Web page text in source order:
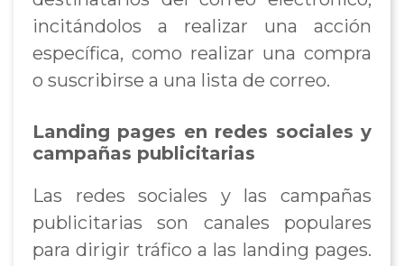
incitándolos a realizar una acción
específica, como realizar una compra
o suscribirse a una lista de correo.
Landing pages en redes sociales y
campañas publicitarias
Las redes sociales y las campañas
publicitarias son canales populares
para dirigir tráfico a las landing pages.